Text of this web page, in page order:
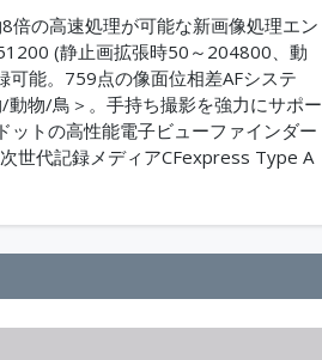
倍の高速処理が可能な新画像処理エン
(静止画拡張時50～204800、動
能。759点の像面位相差AFシステ
物/鳥＞。手持ち撮影を強力にサポー
トの高性能電子ビューファインダー
世代記録メディアCFexpress Type A